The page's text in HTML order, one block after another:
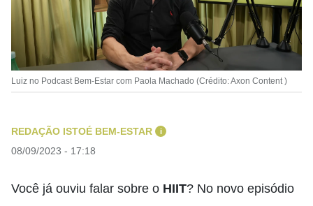
Luiz no Podcast Bem-Estar com Paola Machado (Crédito: Axon Content )
REDAÇÃO ISTOÉ BEM-ESTAR i
08/09/2023 - 17:18
Você já ouviu falar sobre o HIIT? No novo episódio